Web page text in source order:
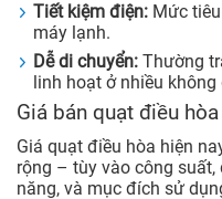
Tiết kiệm điện: Mức
máy lạnh.
Dễ di chuyển: Thường
linh hoạt ở nhiều
Giá bán quạt điều
Giá quạt điều hòa hiện
rộng – tùy vào công
năng, và mục đích sử